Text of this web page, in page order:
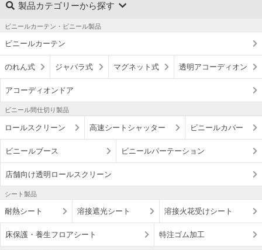
製品カテゴリーから探す
ビニールカーテン・ビニール製品
ビニールカーテン
のれん式 ジャバラ式 マグネット式 透明アコーディオン
アコーディオンドア
ビニール間仕切り製品
ロールスクリーン 高速シートシャッター ビニールカバー
ビニールブース ビニールパーテーション
店舗向け透明ロールスクリーン
シート製品
耐熱シート 溶接遮光シート 溶接火花受けシート
床保護・養生フロアシート 特注ゴム加工